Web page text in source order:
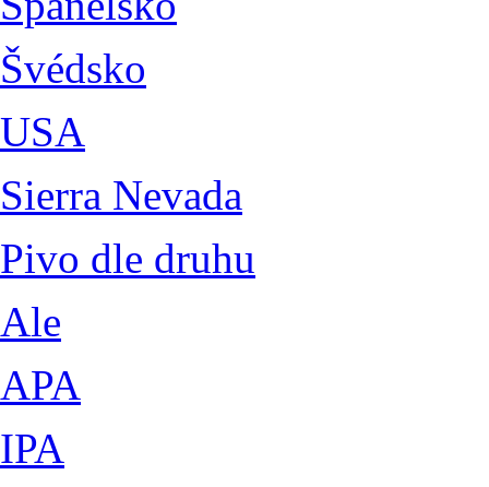
Švédsko
USA
Sierra Nevada
Pivo dle druhu
Ale
APA
IPA